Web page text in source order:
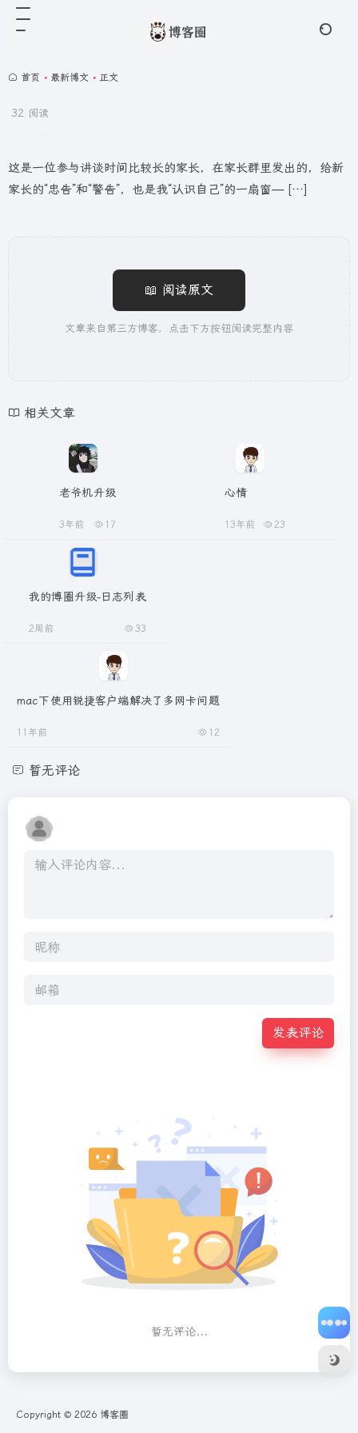
首页 • 最新博文 • 正文
32 阅读
这是一位参与讲谈时间比较长的家长，在家长群里发出的，给新
家长的“忠告”和“警告”，也是我“认识自己”的一扇窗— […]
📖 阅读原文
文章来自第三方博客，点击下方按钮阅读完整内容
相关文章
老爷机升级
3年前 17
心情
13年前 23
我的博圈升级-日志列表
2周前 33
mac下使用锐捷客户端解决了多网卡问题
11年前 12
暂无评论
发表评论
暂无评论...
Copyright © 2026 博客圈